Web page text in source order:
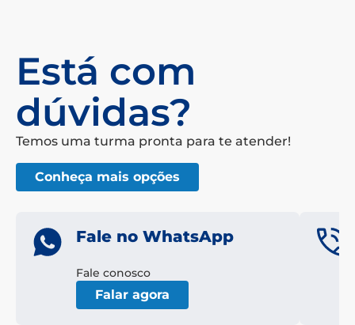
Está com
dúvidas?
Temos uma turma pronta para te atender!
Conheça mais opções
Fale no WhatsApp
Fale conosco
Falar agora